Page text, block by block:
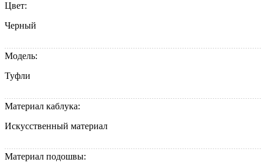
Цвет:
Черный
Модель:
Туфли
Материал каблука:
Искусственный материал
Материал подошвы: